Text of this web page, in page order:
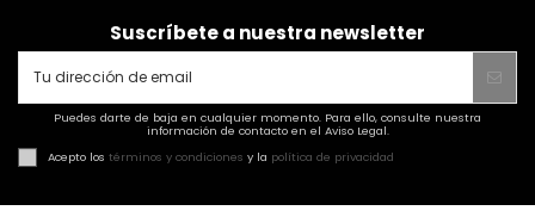
Suscríbete a nuestra newsletter
Puedes darte de baja en cualquier momento. Para ello, consulte nuestra
información de contacto en el Aviso Legal.
Acepto los términos y condiciones y la política de privacidad